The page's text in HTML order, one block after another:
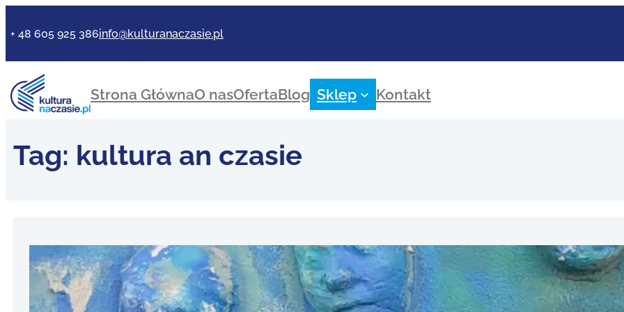
+ 48 605 925 386info@kulturanaczasie.pl
Strona GłównaO nasOfertaBlog Sklep Kontakt
Tag: kultura an czasie